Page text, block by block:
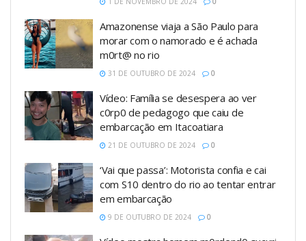
Amazonense viaja a São Paulo para
morar com o namorado e é achada
m0rt@ no rio
31 DE OUTUBRO DE 2024 0
Vídeo: Família se desespera ao ver
c0rp0 de pedagogo que caiu de
embarcação em Itacoatiara
21 DE OUTUBRO DE 2024 0
‘Vai que passa’: Motorista confia e cai
com S10 dentro do rio ao tentar entrar
em embarcação
9 DE OUTUBRO DE 2024 0